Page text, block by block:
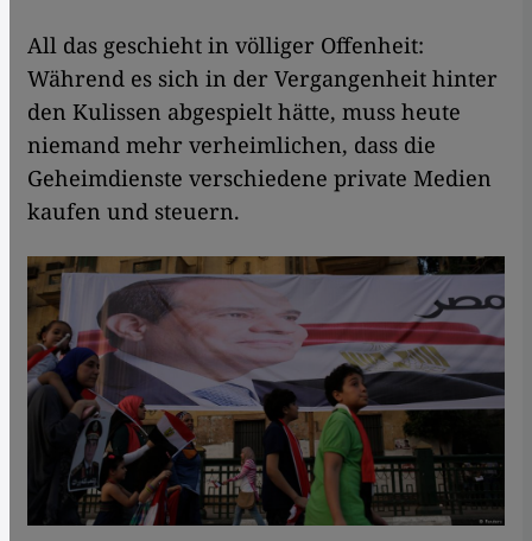
All das geschieht in völliger Offenheit:
Während es sich in der Vergangenheit hinter
den Kulissen abgespielt hätte, muss heute
niemand mehr verheimlichen, dass die
Geheimdienste verschiedene private Medien
kaufen und steuern.